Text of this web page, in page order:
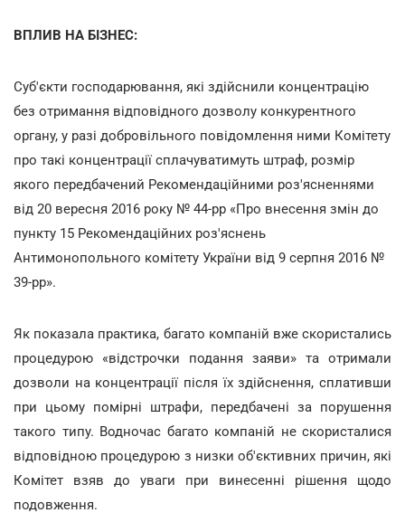
ВПЛИВ НА БІЗНЕС:
Суб'єкти господарювання, які здійснили концентрацію
без отримання відповідного дозволу конкурентного
органу, у разі добровільного повідомлення ними Комітету
про такі концентрації сплачуватимуть штраф, розмір
якого передбачений Рекомендаційними роз'ясненнями
від 20 вересня 2016 року № 44-рр «Про внесення змін до
пункту 15 Рекомендаційних роз'яснень
Антимонопольного комітету України від 9 серпня 2016 №
39-рр».
Як показала практика, багато компаній вже скористались
процедурою «відстрочки подання заяви» та отримали
дозволи на концентрації після їх здійснення, сплативши
при цьому помірні штрафи, передбачені за порушення
такого типу. Водночас багато компаній не скористалися
відповідною процедурою з низки об'єктивних причин, які
Комітет взяв до уваги при винесенні рішення щодо
подовження.